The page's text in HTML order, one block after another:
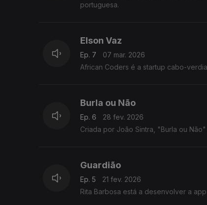
portuguesa.
Elson Vaz
Ep. 7
07 mar. 2026
African Coders é a startup cabo-
Burla ou Não
Ep. 6
28 fev. 2026
Guardião
Ep. 5
21 fev. 2026
Rita Barbosa está a desenvolver a